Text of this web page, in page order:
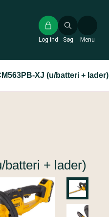
Søg
Log ind Menu
XJ (u/batteri + lader)
batteri + lader)